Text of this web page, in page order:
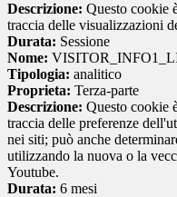
Descrizione: Questo cookie
traccia delle visualizzazioni
Durata: Sessione
Nome:
Tipologia: analitico
Proprieta: Terza-parte
Descrizione: Questo cookie
traccia delle preferenze
nei siti; può anche
utilizzando la nuova o la
Youtube.
Durata: 6 mesi